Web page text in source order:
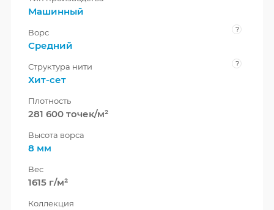
Машинный
Ворс ?
Средний
Структура нити ?
Хит-сет
Плотность
281 600 точек/м²
Высота ворса
8 мм
Вес
1615 г/м²
Коллекция